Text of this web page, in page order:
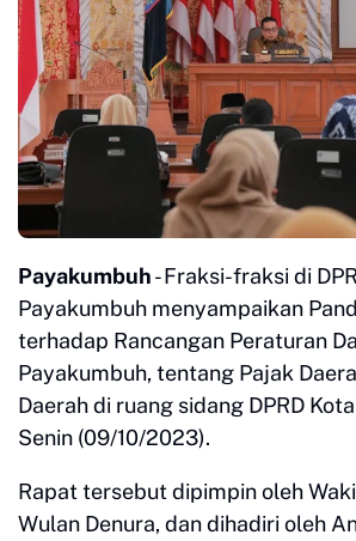
Payakumbuh- Fraksi-fraksi di
Payakumbuh menyampaikan
terhadap Rancangan Peraturan
Payakumbuh, tentang Pajak
Daerah di ruang sidang DPRD
Senin (09/10/2023).
Rapat tersebut dipimpin oleh
Wulan Denura, dan dihadiri oleh